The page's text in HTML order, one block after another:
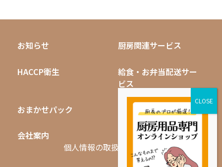
お知らせ 厨房関連サービス
HACCP衛生
給食・お弁当配送サー
ビス
おまかせパック 無料キャンペーン
会社案内
採用情報
個人情報の取扱いについて